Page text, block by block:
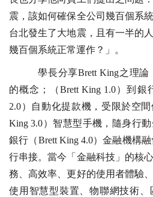
震，該如何確保全公司幾百個系
台北發生了大地震，且有一半的
幾百個系統正常運作？」。
學長分享Brett King之理論
的概念；（Brett King 1.0）到銀
2.0）自動化提款機，受限於空
King 3.0）智慧型手機，隨身行
銀行（Brett King 4.0）金融機構
行串接。當今「金融科技」的核
務、高效率、更好的使用者體驗
使用智慧型裝置、物聯網技術